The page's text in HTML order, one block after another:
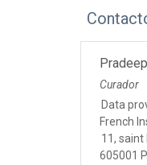
Curador
Data
French
11,
605001